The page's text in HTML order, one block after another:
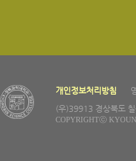
개인정보처리방침
(우)39913 경상북도
COPYRIGHTⓒ